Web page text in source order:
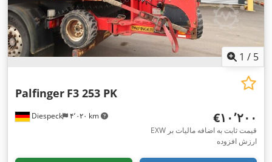
1 / 5
Diespeck ۴٬۰۲۰ km
Palfinger F3 253 PK
‎€۱۰٬۲۰۰
EXW قیمت ثابت به اضافه مالیات بر
ارزش افزوده